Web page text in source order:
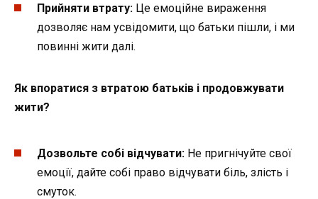
Прийняти втрату: Це емоційне вираження
дозволяє нам усвідомити, що батьки пішли, і ми
повинні жити далі.
Як впоратися з втратою батьків і продовжувати
жити?
Дозвольте собі відчувати: Не пригнічуйте свої
емоції, дайте собі право відчувати біль, злість і
смуток.